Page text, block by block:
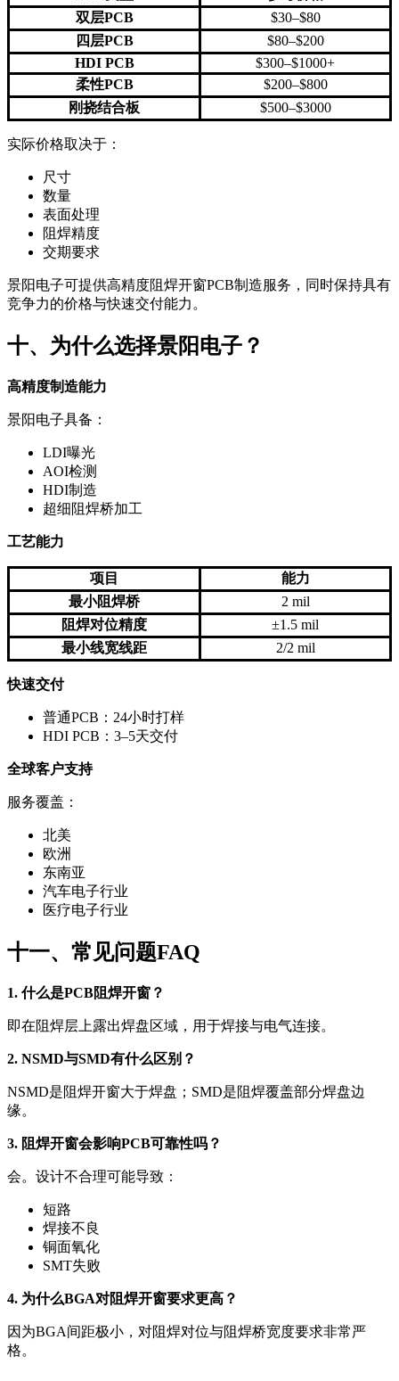
双层PCB
$30–$80
四层PCB
$80–$200
HDI PCB
$300–$1000+
柔性PCB
$200–$800
刚挠结合板
$500–$3000
实际价格取决于：
尺寸
数量
表面处理
阻焊精度
交期要求
景阳电子可提供高精度阻焊开窗PCB制造服务，同时保持具有
竞争力的价格与快速交付能力。
十、为什么选择景阳电子？
高精度制造能力
景阳电子具备：
LDI曝光
AOI检测
HDI制造
超细阻焊桥加工
工艺能力
项目
能力
最小阻焊桥
2 mil
阻焊对位精度
±1.5 mil
最小线宽线距
2/2 mil
快速交付
普通PCB：24小时打样
HDI PCB：3–5天交付
全球客户支持
服务覆盖：
北美
欧洲
东南亚
汽车电子行业
医疗电子行业
十一、常见问题FAQ
1. 什么是PCB阻焊开窗？
即在阻焊层上露出焊盘区域，用于焊接与电气连接。
2. NSMD与SMD有什么区别？
NSMD是阻焊开窗大于焊盘；SMD是阻焊覆盖部分焊盘边
缘。
3. 阻焊开窗会影响PCB可靠性吗？
会。设计不合理可能导致：
短路
焊接不良
铜面氧化
SMT失败
4. 为什么BGA对阻焊开窗要求更高？
因为BGA间距极小，对阻焊对位与阻焊桥宽度要求非常严
格。